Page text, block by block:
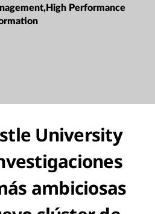
Performance
University
ambiciosas